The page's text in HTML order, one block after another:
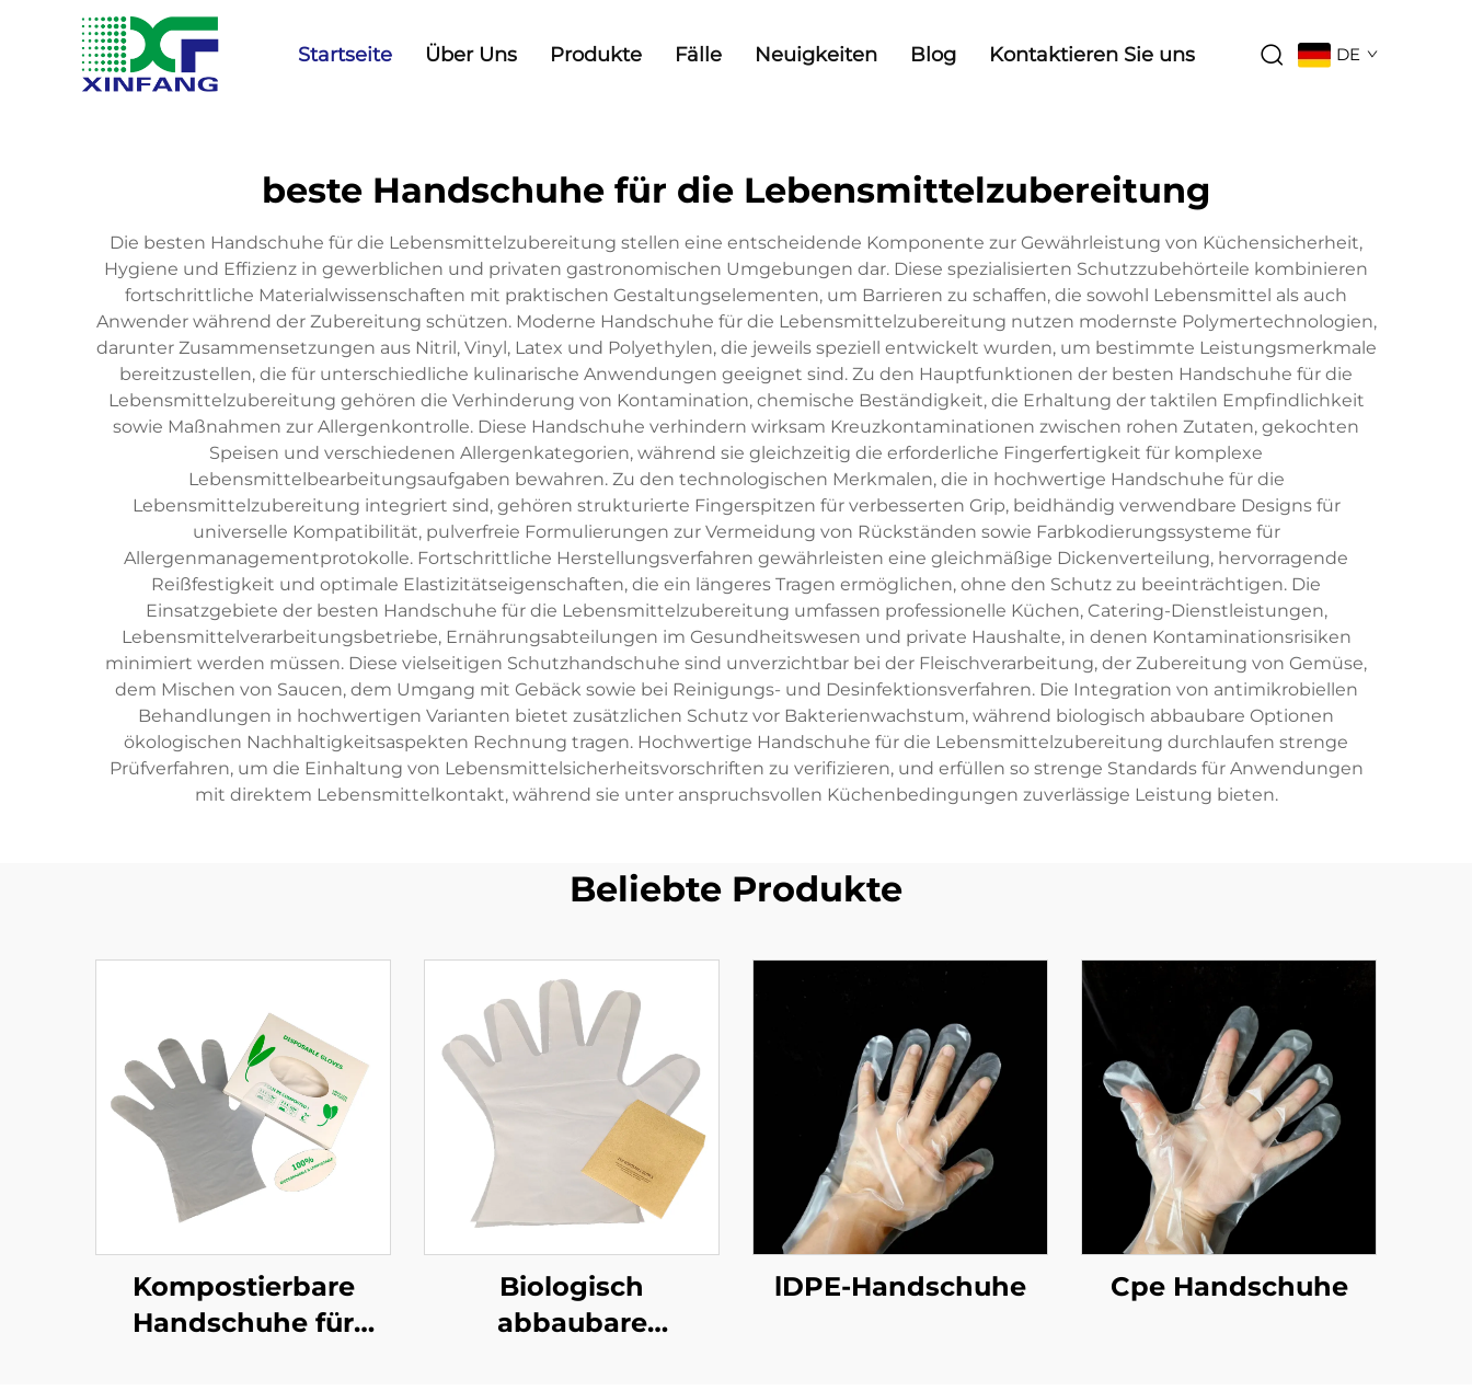
Startseite Über Uns Produkte Fälle Neuigkeiten Blog Kontaktieren Sie uns DE
beste Handschuhe für die Lebensmittelzubereitung
Die besten Handschuhe für die Lebensmittelzubereitung stellen eine entscheidende Komponente zur Gewährleistung von Küchensicherheit,
Hygiene und Effizienz in gewerblichen und privaten gastronomischen Umgebungen dar. Diese spezialisierten Schutzzubehörteile kombinieren
fortschrittliche Materialwissenschaften mit praktischen Gestaltungselementen, um Barrieren zu schaffen, die sowohl Lebensmittel als auch
Anwender während der Zubereitung schützen. Moderne Handschuhe für die Lebensmittelzubereitung nutzen modernste Polymertechnologien,
darunter Zusammensetzungen aus Nitril, Vinyl, Latex und Polyethylen, die jeweils speziell entwickelt wurden, um bestimmte Leistungsmerkmale
bereitzustellen, die für unterschiedliche kulinarische Anwendungen geeignet sind. Zu den Hauptfunktionen der besten Handschuhe für die
Lebensmittelzubereitung gehören die Verhinderung von Kontamination, chemische Beständigkeit, die Erhaltung der taktilen Empfindlichkeit
sowie Maßnahmen zur Allergenkontrolle. Diese Handschuhe verhindern wirksam Kreuzkontaminationen zwischen rohen Zutaten, gekochten
Speisen und verschiedenen Allergenkategorien, während sie gleichzeitig die erforderliche Fingerfertigkeit für komplexe
Lebensmittelbearbeitungsaufgaben bewahren. Zu den technologischen Merkmalen, die in hochwertige Handschuhe für die
Lebensmittelzubereitung integriert sind, gehören strukturierte Fingerspitzen für verbesserten Grip, beidhändig verwendbare Designs für
universelle Kompatibilität, pulverfreie Formulierungen zur Vermeidung von Rückständen sowie Farbkodierungssysteme für
Allergenmanagementprotokolle. Fortschrittliche Herstellungsverfahren gewährleisten eine gleichmäßige Dickenverteilung, hervorragende
Reißfestigkeit und optimale Elastizitätseigenschaften, die ein längeres Tragen ermöglichen, ohne den Schutz zu beeinträchtigen. Die
Einsatzgebiete der besten Handschuhe für die Lebensmittelzubereitung umfassen professionelle Küchen, Catering-Dienstleistungen,
Lebensmittelverarbeitungsbetriebe, Ernährungsabteilungen im Gesundheitswesen und private Haushalte, in denen Kontaminationsrisiken
minimiert werden müssen. Diese vielseitigen Schutzhandschuhe sind unverzichtbar bei der Fleischverarbeitung, der Zubereitung von Gemüse,
dem Mischen von Saucen, dem Umgang mit Gebäck sowie bei Reinigungs- und Desinfektionsverfahren. Die Integration von antimikrobiellen
Behandlungen in hochwertigen Varianten bietet zusätzlichen Schutz vor Bakterienwachstum, während biologisch abbaubare Optionen
ökologischen Nachhaltigkeitsaspekten Rechnung tragen. Hochwertige Handschuhe für die Lebensmittelzubereitung durchlaufen strenge
Prüfverfahren, um die Einhaltung von Lebensmittelsicherheitsvorschriften zu verifizieren, und erfüllen so strenge Standards für Anwendungen
mit direktem Lebensmittelkontakt, während sie unter anspruchsvollen Küchenbedingungen zuverlässige Leistung bieten.
Beliebte Produkte
Kompostierbare
Handschuhe für
Biologisch
abbaubare
lDPE-Handschuhe Cpe Handschuhe